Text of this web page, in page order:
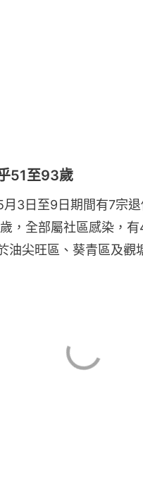
51至93歲
3日至9日期間有7宗
，全部屬社區感染，
油尖旺區、葵青區及觀